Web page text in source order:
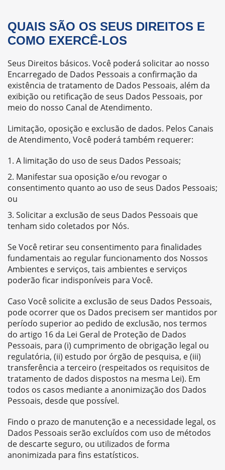
QUAIS SÃO OS SEUS DIREITOS E
COMO EXERCÊ-LOS
Seus Direitos básicos. Você poderá solicitar ao nosso
Encarregado de Dados Pessoais a confirmação da
existência de tratamento de Dados Pessoais, além da
exibição ou retificação de seus Dados Pessoais, por
meio do nosso Canal de Atendimento.
Limitação, oposição e exclusão de dados. Pelos Canais
de Atendimento, Você poderá também requerer:
A limitação do uso de seus Dados Pessoais;
Manifestar sua oposição e/ou revogar o
consentimento quanto ao uso de seus Dados Pessoais;
ou
Solicitar a exclusão de seus Dados Pessoais que
tenham sido coletados por Nós.
Se Você retirar seu consentimento para finalidades
fundamentais ao regular funcionamento dos Nossos
Ambientes e serviços, tais ambientes e serviços
poderão ficar indisponíveis para Você.
Caso Você solicite a exclusão de seus Dados Pessoais,
pode ocorrer que os Dados precisem ser mantidos por
período superior ao pedido de exclusão, nos termos
do artigo 16 da Lei Geral de Proteção de Dados
Pessoais, para (i) cumprimento de obrigação legal ou
regulatória, (ii) estudo por órgão de pesquisa, e (iii)
transferência a terceiro (respeitados os requisitos de
tratamento de dados dispostos na mesma Lei). Em
todos os casos mediante a anonimização dos Dados
Pessoais, desde que possível.
Findo o prazo de manutenção e a necessidade legal, os
Dados Pessoais serão excluídos com uso de métodos
de descarte seguro, ou utilizados de forma
anonimizada para fins estatísticos.